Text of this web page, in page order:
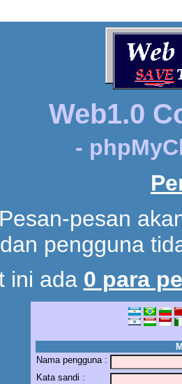
Web1.0
-
Pesan-pesan
dan pengguna
ini ada 0 para
Nama pengguna :
Kata sandi :